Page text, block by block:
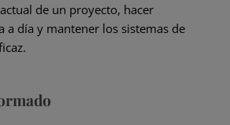
de un proyecto, hacer
a día y mantener los sistemas de